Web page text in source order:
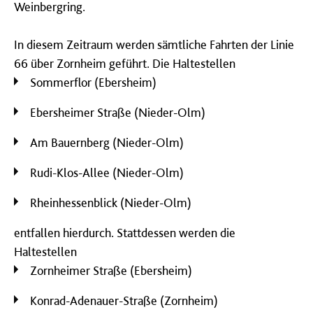
Weinbergring.
In diesem Zeitraum werden sämtliche Fahrten der Linie
66 über Zornheim geführt. Die Haltestellen
Sommerflor (Ebersheim)
Ebersheimer Straße (Nieder-Olm)
Am Bauernberg (Nieder-Olm)
Rudi-Klos-Allee (Nieder-Olm)
Rheinhessenblick (Nieder-Olm)
entfallen hierdurch. Stattdessen werden die
Haltestellen
Zornheimer Straße (Ebersheim)
Konrad-Adenauer-Straße (Zornheim)